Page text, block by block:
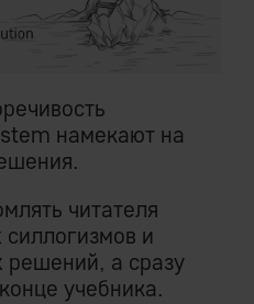
намекают на
читателя
и
решений, а сразу
учебника.